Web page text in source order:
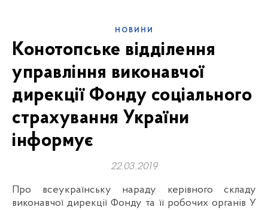
НОВИНИ
Конотопське відділення
управління виконавчої
дирекції Фонду соціального
страхування України
інформує
22.03.2019
Про всеукраїнську нараду керівного складу
виконавчої дирекції Фонду та її робочих органів У